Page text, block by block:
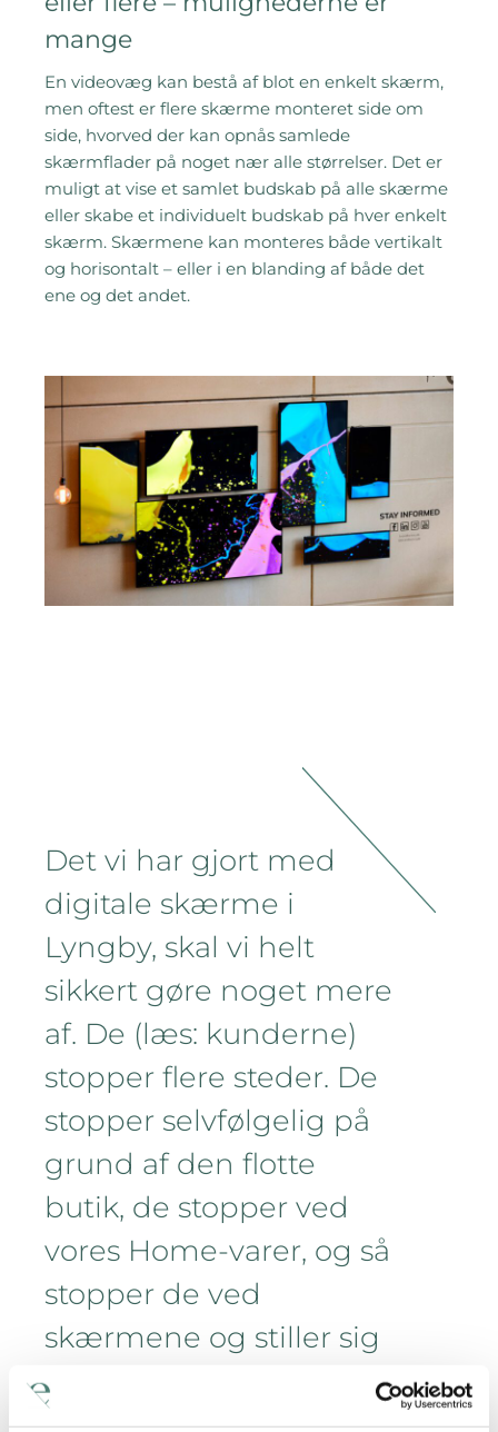
mange
En videovæg kan bestå af blot en enkelt skærm,
men oftest er flere skærme monteret side om
side, hvorved der kan opnås samlede
skærmflader på noget nær alle størrelser. Det er
muligt at vise et samlet budskab på alle skærme
eller skabe et individuelt budskab på hver enkelt
skærm. Skærmene kan monteres både vertikalt
og horisontalt – eller i en blanding af både det
ene og det andet.
Det vi har gjort med
digitale skærme i
Lyngby, skal vi helt
sikkert gøre noget mere
af. De (læs: kunderne)
stopper flere steder. De
stopper selvfølgelig på
grund af den flotte
butik, de stopper ved
vores Home-varer, og så
stopper de ved
skærmene og stiller sig
op og kigger.